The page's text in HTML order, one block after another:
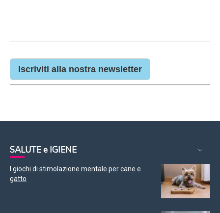
Iscriviti alla nostra newsletter
SALUTE e IGIENE
I giochi di stimolazione mentale per cane e
gatto